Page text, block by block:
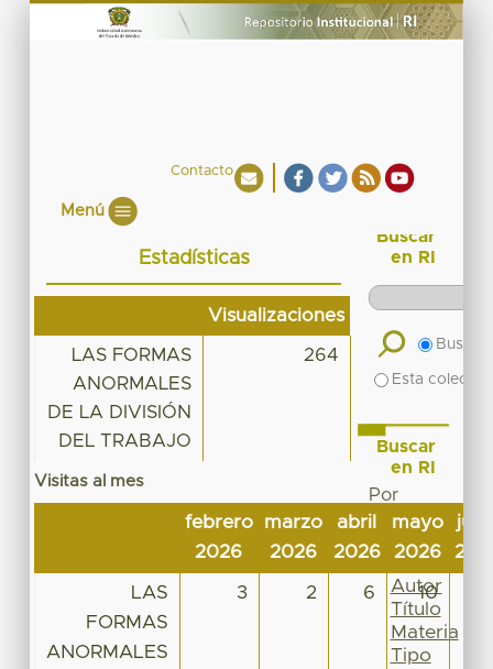
Contacto
Menú
Estadísticas
Visualizaciones
LAS FORMAS
ANORMALES
DE LA DIVISIÓN
DEL TRABAJO
264
Visitas al mes
febrero
2026
marzo
2026
abril
2026
mayo
2026
LAS
FORMAS
ANORMALES
3 2 6 10
Buscar
en RI
Buscar
Esta
Buscar
en RI
Por
Fecha
de
publicación
Autor
Título
Materia
Tipo